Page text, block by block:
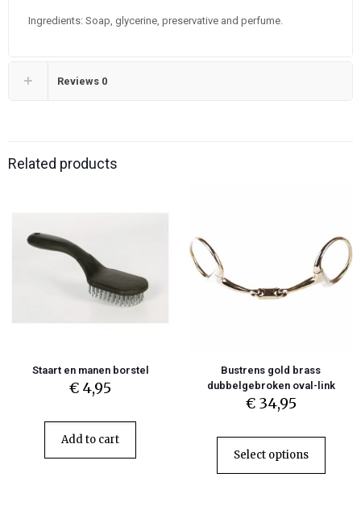
Ingredients: Soap, glycerine, preservative and perfume.
Reviews 0
Related products
Staart en manen borstel
€ 4,95
Add to cart
Bustrens gold brass
dubbelgebroken oval-link
€34,95
Select options